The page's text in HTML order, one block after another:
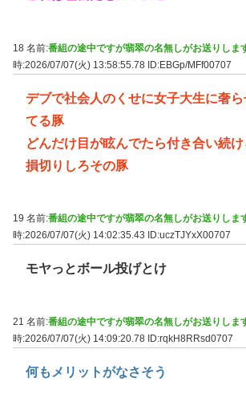
18 名前:番組の途中ですが翡翠の名無しがお送りしま
時:2026/07/07(火) 13:58:55.78 ID:EBGp/MFf00707
デブで社会人のくせに女子大生に奢
てる豚
どんだけ目が眩んでたら付き合い続
損切りしろその豚
19 名前:番組の途中ですが翡翠の名無しがお送りしま
時:2026/07/07(火) 14:02:35.43
ID:uczTJYxX00707
モヤっとボール投げとけ
21 名前:番組の途中ですが翡翠の名無しがお送りしま
時:2026/07/07(火) 14:09:20.78 ID:rqkH8RRsd0707
何もメリットがなさそう